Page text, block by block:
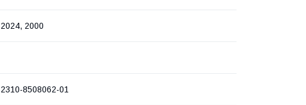
2024, 2000
2310-8508062-01